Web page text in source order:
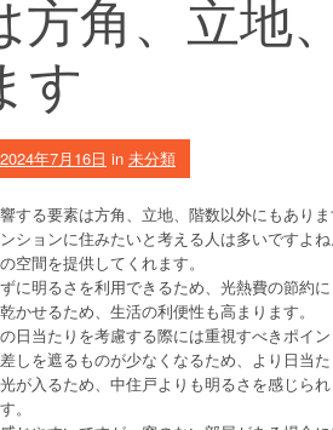
方角、立地
す
2024年7月16日 in 未分類
する要素は方角、立地、階数以外にもあり
ションに住みたいと考える人は多いですよね
空間を提供してくれます。
に明るさを利用できるため、光熱費の節約に
かせるため、生活の利便性も高まります。
日当たりを考慮する際には重視すべきポイン
しを遮るものが少なくなるため、より日当た
が入るため、中住戸よりも明るさを感じられ
。